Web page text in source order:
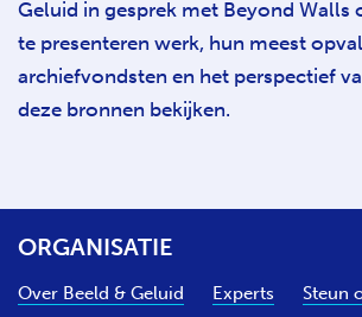
Geluid in gesprek met Beyond Walls
te presenteren werk, hun meest
archiefvondsten en het perspectief
deze bronnen bekijken.
ORGANISATIE
Over Beeld & Geluid Experts Steun